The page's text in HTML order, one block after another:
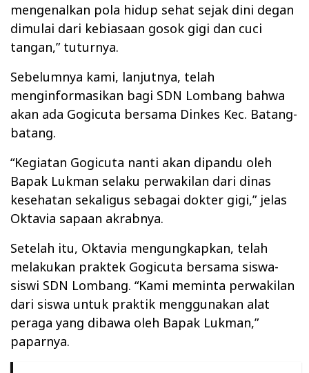
mengenalkan pola hidup sehat sejak dini degan
dimulai dari kebiasaan gosok gigi dan cuci
tangan,” tuturnya.
Sebelumnya kami, lanjutnya, telah
menginformasikan bagi SDN Lombang bahwa
akan ada Gogicuta bersama Dinkes Kec. Batang-
batang.
“Kegiatan Gogicuta nanti akan dipandu oleh
Bapak Lukman selaku perwakilan dari dinas
kesehatan sekaligus sebagai dokter gigi,” jelas
Oktavia sapaan akrabnya.
Setelah itu, Oktavia mengungkapkan, telah
melakukan praktek Gogicuta bersama siswa-
siswi SDN Lombang. “Kami meminta perwakilan
dari siswa untuk praktik menggunakan alat
peraga yang dibawa oleh Bapak Lukman,”
paparnya.